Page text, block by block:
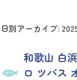
日別アーカイブ:
和歌山 白
ロ ツバス